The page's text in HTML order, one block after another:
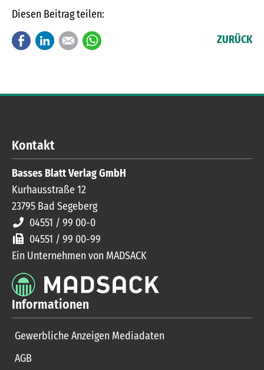
Diesen Beitrag teilen:
FacebookLinkedInE-mail ZURÜCK
Kontakt
Basses Blatt Verlag GmbH
Kurhausstraße 12
23795 Bad Segeberg
04551 / 99 00-0
04551 / 99 00-99
Ein Unternehmen von MADSACK
Informationen
Gewerbliche Anzeigen Mediadaten
AGB